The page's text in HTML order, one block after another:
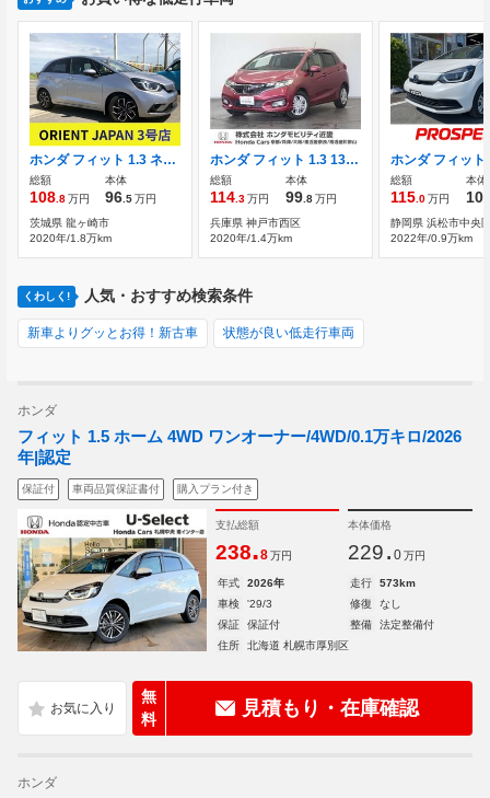
ホンダ フィット 1.3 ネス Honda SENSING 前後ドラレコ
総額
108.8万円
本体
96.5万円
茨城県 龍ヶ崎市
2020年/1.8万km
ホンダ フィット 1.3 13G L ホンダセンシング 1年保証 純正ナビ 前後ドラレコ ETC バ
総額
114.3万円
本体
99.8万円
兵庫県 神戸市西区
2020年/1.4万km
総額
115.0万円
本体
静岡県 浜松市中央
2022年/0.9万km
くわしく! 人気・おすすめ検索条件
新車よりグッとお得！新古車 状態が良い低走行車両
ホンダ
フィット 1.5 ホーム 4WD ワンオーナー/4WD/0.1万キロ/2026
年|認定
保証付 車両品質保証書付 購入プラン付き
支払総額
238.8 万円
本体価格
229. 0 万円
年式 2026年 走行
573km
車検
'29/3 修復
なし
保証
保証付 整備
法定整備付
住所
北海道 札幌市厚別区
無
料
見積もり・在庫確認
ホンダ